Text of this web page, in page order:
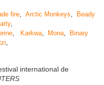
fire, Arctic Monkeys,
Beady
,
, Karkwa, Mona,
Binary
,
international de